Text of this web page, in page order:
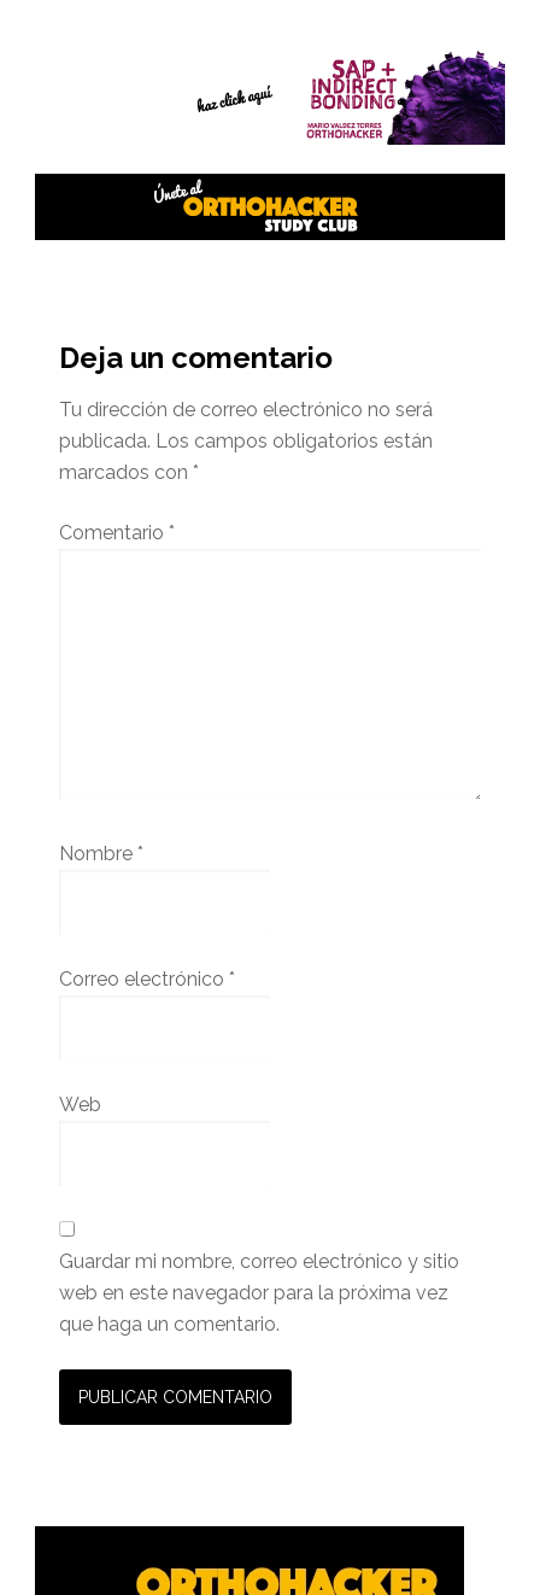
del
lector
Deja un comentario
Tu dirección de correo electrónico no será
publicada. Los campos obligatorios están
marcados con *
Comentario *
Nombre *
Correo electrónico *
Web
Guardar mi nombre, correo electrónico y sitio
web en este navegador para la próxima vez
que haga un comentario.
Barra